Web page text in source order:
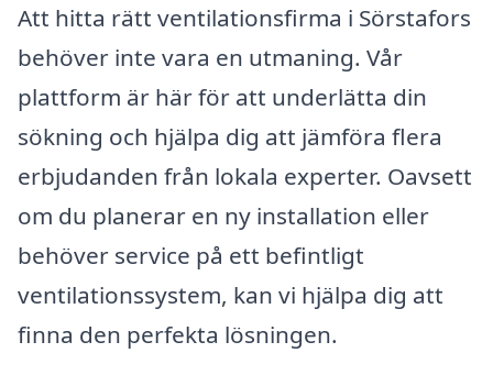
Att hitta rätt ventilationsfirma i Sörstafors
behöver inte vara en utmaning. Vår
plattform är här för att underlätta din
sökning och hjälpa dig att jämföra flera
erbjudanden från lokala experter. Oavsett
om du planerar en ny installation eller
behöver service på ett befintligt
ventilationssystem, kan vi hjälpa dig att
finna den perfekta lösningen.